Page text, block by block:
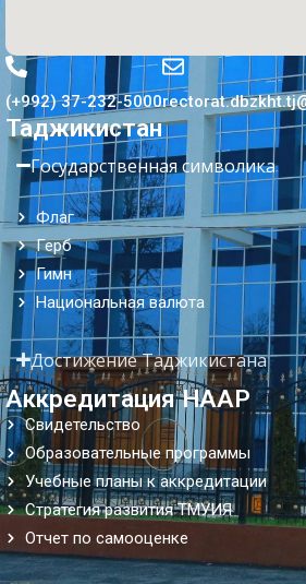
(+992) 37-232-5000
Таджикистан
Государственная символика
Флаг
Герб
Гимн
Национальная валюта
Достижение Таджикистана
Аккредитация НААР
Свидетельство
Образовательные программы
Учебные планы к аккредитации
Стратегия развития ТМУИЯ
Отчет по самооценке